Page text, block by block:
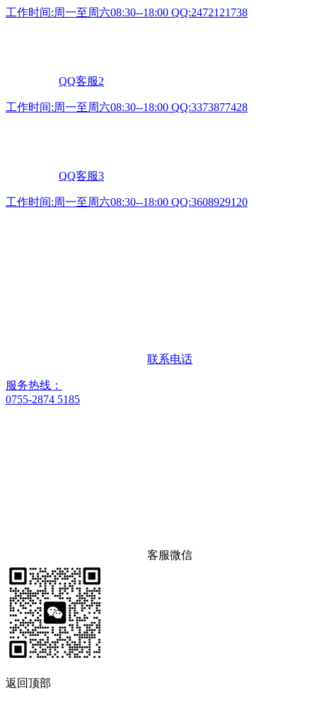
工作时间:周一至周六08:30--18:00 QQ:2472121738
QQ客服2
工作时间:周一至周六08:30--18:00 QQ:3373877428
QQ客服3
工作时间:周一至周六08:30--18:00 QQ:3608929120
联系电话
服务热线：
0755-2874 5185
客服微信
返回顶部